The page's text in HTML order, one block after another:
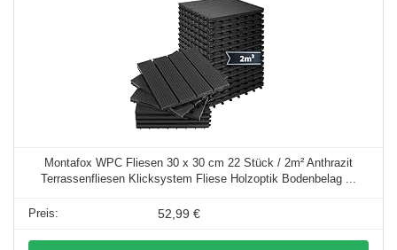
Montafox WPC Fliesen 30 x 30 cm 22 Stück / 2m² Anthrazit
Terrassenfliesen Klicksystem Fliese Holzoptik Bodenbelag ...
52,99 €